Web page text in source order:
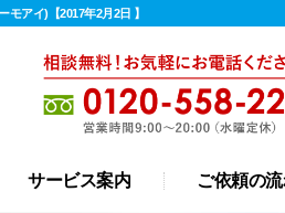
アイ)【2017年2月2日 】
サービス案内 ご依頼の